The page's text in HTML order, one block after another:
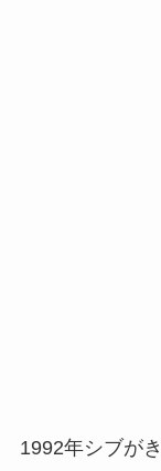
1992年シブが